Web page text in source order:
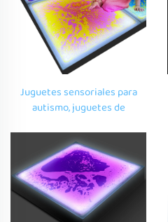
Juguetes sensoriales para
autismo, juguetes de
juguetes para el tratamiento
del autismo, espectáculos de
pasarela en etapa t, azulejos
de suelo líquidos de LED que
cambian de color